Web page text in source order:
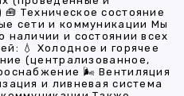
Техническое состояние
сети и коммуникации Мы
наличии и состоянии всех
💧 Холодное и горячее
(централизованное,
🌬 Вентиляция
и ливневая система